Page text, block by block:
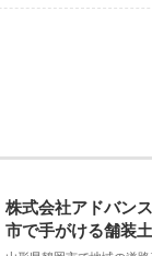
株式会社アドバン
市で手がける舗装